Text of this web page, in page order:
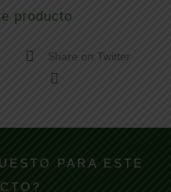
producto
Share on Twitter
PARA ESTE